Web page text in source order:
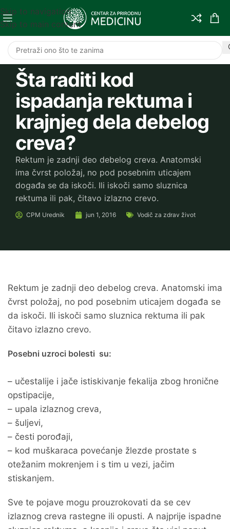
Skip to navigation
Skip to main content
Šta raditi kod
ispadanja rektuma i
krajnjeg dela debelog
creva?
Rektum je zadnji deo debelog creva. Anatomski
ima čvrst položaj, no pod posebnim uticajem
događa se da iskoči. Ili iskoči samo sluznica
rektuma ili pak, čitavo izlazno crevo.
CPM Urednik jun 1, 2016 Vodič za zdrav život
Rektum je zadnji deo debelog creva. Anatomski ima
čvrst položaj, no pod posebnim uticajem događa se
da iskoči. Ili iskoči samo sluznica rektuma ili pak
čitavo izlazno crevo.
Posebni uzroci bolesti su:
– učestalije i jače istiskivanje fekalija zbog hronične
opstipacije,
– upala izlaznog creva,
– šuljevi,
– česti porođaji,
– kod muškaraca povećanje žlezde prostate s
otežanim mokrenjem i s tim u vezi, jačim
stiskanjem.
Sve te pojave mogu prouzrokovati da se cev
izlaznog creva rastegne ili opusti. A najprije ispadne